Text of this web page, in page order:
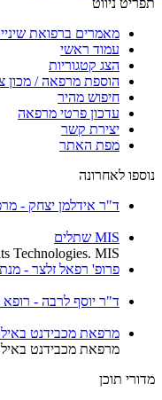
תפריט ניווט
מאמרים ברפואת
עמוד ראשי
הצג קטגוריות
הוספת מרפאה / מכון
חיפוש מהיר
עדכון פרטי מרפאה
יצירת קשר
מפת האתר
נוספו לאחרונה
ד"ר אידלמן יצחק -
MIS שתלים
Technologies. MIS
פרופ' רפאל זלצר -
ד"ר יוסף לרבה - רופא
מרפאת מכבידנט
מרפאת מכבידנט
מדורי תוכן